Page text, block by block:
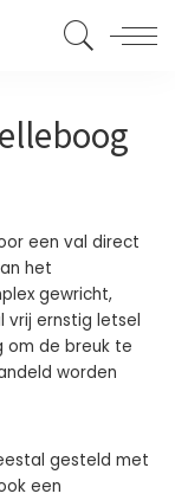
een val direct
het
gewricht,
vrij ernstig letsel
om de breuk te
worden
gesteld met
een